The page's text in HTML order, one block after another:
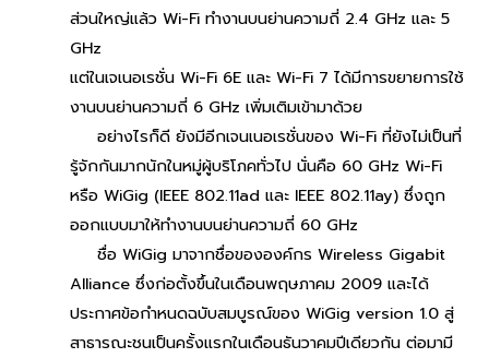
ส่วนใหญ่แล้ว Wi-Fi ทำงานบนย่านความถี่ 2.4 GHz และ 5
GHz
แต่ในเจเนอเรชั่น Wi-Fi 6E และ Wi-Fi 7 ได้มีการขยายการใช้
งานบนย่านความถี่ 6 GHz เพิ่มเติมเข้ามาด้วย
อย่างไรก็ดี ยังมีอีกเจนเนอเรชั่นของ Wi-Fi ที่ยังไม่เป็นที่
รู้จักกันมากนักในหมู่ผู้บริโภคทั่วไป นั่นคือ 60 GHz Wi-Fi
หรือ WiGig (IEEE 802.11ad และ IEEE 802.11ay) ซึ่งถูก
ออกแบบมาให้ทำงานบนย่านความถี่ 60 GHz
ชื่อ WiGig มาจากชื่อขององค์กร Wireless Gigabit
Alliance ซึ่งก่อตั้งขึ้นในเดือนพฤษภาคม 2009 และได้
ประกาศข้อกำหนดฉบับสมบูรณ์ของ WiGig version 1.0 สู่
สาธารณะชนเป็นครั้งแรกในเดือนธันวาคมปีเดียวกัน ต่อมามี